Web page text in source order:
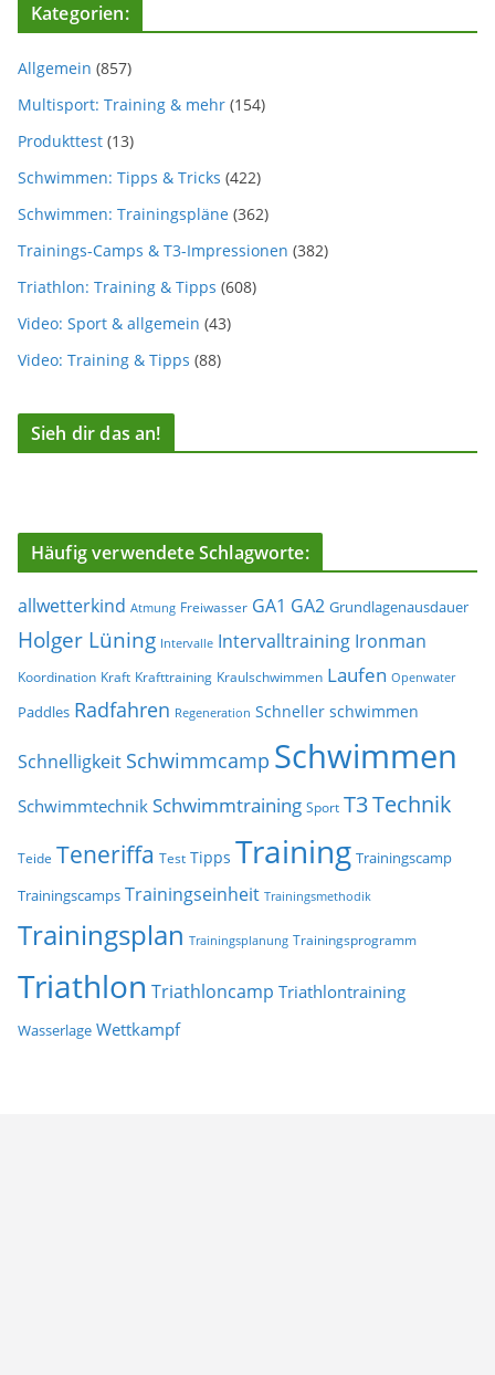
Kategorien:
Allgemein (857)
Multisport: Training & mehr (154)
Produkttest (13)
Schwimmen: Tipps & Tricks (422)
Schwimmen: Trainingspläne (362)
Trainings-Camps & T3-Impressionen (382)
Triathlon: Training & Tipps (608)
Video: Sport & allgemein (43)
Video: Training & Tipps (88)
Sieh dir das an!
Häufig verwendete Schlagworte:
allwetterkind Atmung Freiwasser GA1 GA2 Grundlagenausdauer
Holger Lüning Intervalle Intervalltraining Ironman
Koordination Kraft Krafttraining Kraulschwimmen Laufen Openwater
Paddles Radfahren Regeneration Schneller schwimmen
Schnelligkeit Schwimmcamp Schwimmen
Schwimmtechnik Schwimmtraining Sport T3Technik
Teide Teneriffa Test Tipps Training Trainingscamp
Trainingscamps Trainingseinheit Trainingsmethodik
Trainingsplan Trainingsplanung Trainingsprogramm
Triathlon Triathloncamp Triathlontraining
Wasserlage Wettkampf